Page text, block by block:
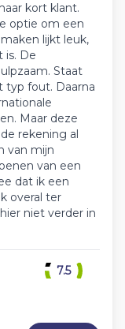
kort klant.
optie om een
lijkt leuk,
is. De
Staat
typ fout. Daarna
Maar deze
rekening al
van mijn
van een
dat ik een
overal ter
niet verder in
7.5